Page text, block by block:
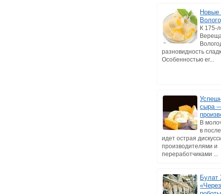
Новые
К 175-
разновидность
Особенностью ег...
сыра
В
в
идет острая
производителями и
переработчиками ...
Булат